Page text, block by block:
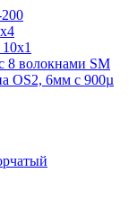
8 волокнами SM
OS2, 6мм с 900µ